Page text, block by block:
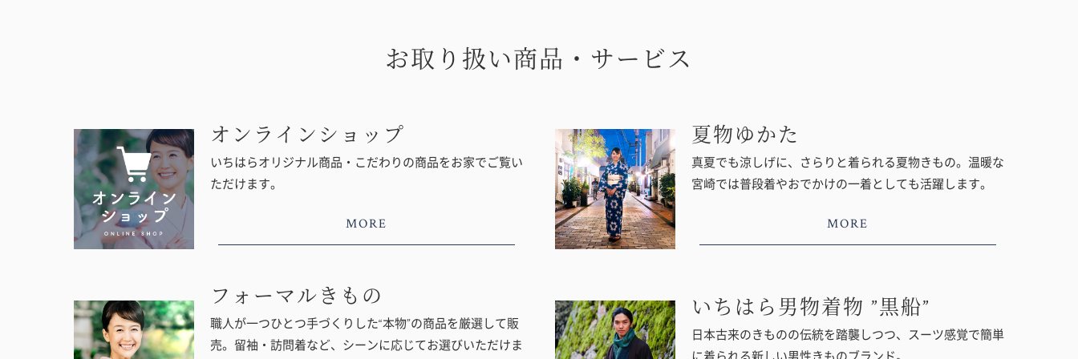
お取り扱い商品・サービス
オンラインショップ
いちはらオリジナル商品・こだわりの商品をお家でご覧い
ただけます。
MORE
夏物ゆかた
真夏でも涼しげに、さらりと着られる夏物きもの。温暖な
宮崎では普段着やおでかけの一着としても活躍します。
MORE
フォーマルきもの
職人が一つひとつ手づくりした“本物”の商品を厳選して販
売。留袖・訪問着など、シーンに応じてお選びいただけま
いちはら男物着物 ”黒船”
日本古来のきものの伝統を踏襲しつつ、スーツ感覚で簡単